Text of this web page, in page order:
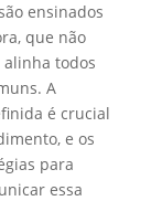
ensinados
que não
todos
A
é crucial
e os
para
essa